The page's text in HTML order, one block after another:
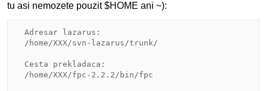
tu asi nemozete pouzit $HOME ani ~):
  Adresar lazarus:
  /home/XXX/svn-lazarus/trunk/
  Cesta prekladaca:
  /home/XXX/fpc-2.2.2/bin/fpc